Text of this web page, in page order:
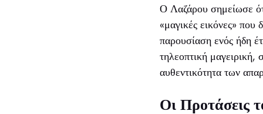
Ο Λαζάρου σημείωσε
«μαγικές εικόνες» που
παρουσίαση ενός ήδη
τηλεοπτική μαγειρική,
αυθεντικότητα των
Οι Προτάσεις